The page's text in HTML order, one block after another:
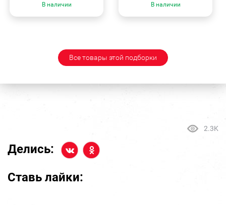
В наличии В наличии
Все товары этой подборки
2.3K
Делись:
Ставь лайки: